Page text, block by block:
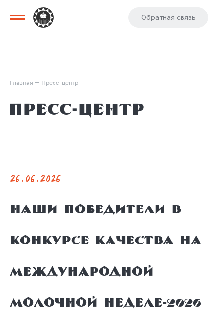
Обратная связь
Главная — Пресс-центр
Пресс-центр
26.06.2026
Наши победители в
конкурсе качества на
Международной
молочной неделе-2026